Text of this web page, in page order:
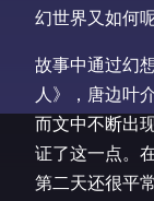
幻世界又如何
故事中通过幻
人》，唐边叶
而文中不断出
证了这一点。
第二天还很平